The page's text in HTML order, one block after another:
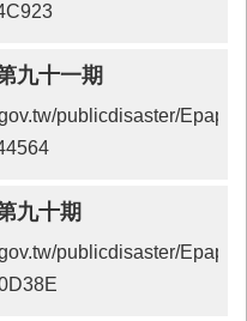
九十一期
publicdisaster/
九十期
publicdisaster/